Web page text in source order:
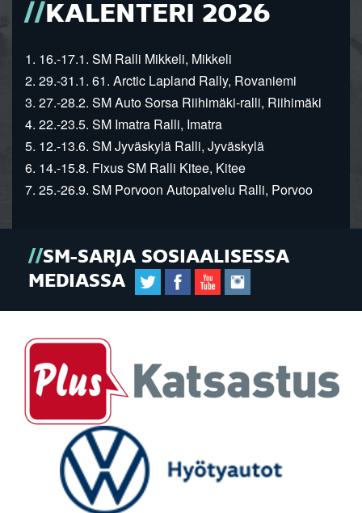
KALENTERI 2026
1. 16.-17.1. SM Ralli Mikkeli, Mikkeli
2. 29.-31.1. 61. Arctic Lapland Rally, Rovaniemi
3. 27.-28.2. SM Auto Sorsa Riihimäki-ralli, Riihimäki
4. 22.-23.5. SM Imatra Ralli, Imatra
5. 12.-13.6. SM Jyväskylä Ralli, Jyväskylä
6. 14.-15.8. Fixus SM Ralli Kitee, Kitee
7. 25.-26.9. SM Porvoon Autopalvelu Ralli, Porvoo
SM-SARJA SOSIAALISESSA
MEDIASSA